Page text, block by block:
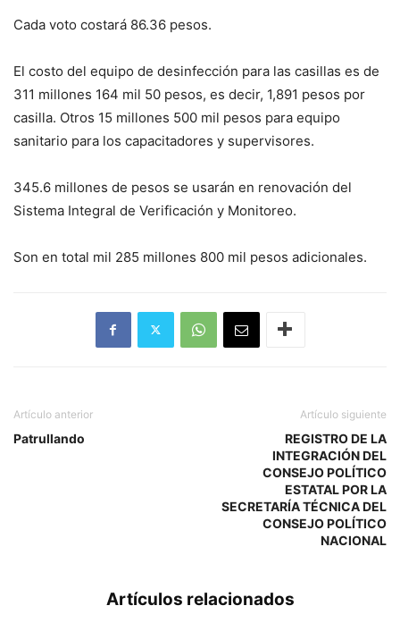
Cada voto costará 86.36 pesos.
El costo del equipo de desinfección para las casillas es de
311 millones 164 mil 50 pesos, es decir, 1,891 pesos por
casilla. Otros 15 millones 500 mil pesos para equipo
sanitario para los capacitadores y supervisores.
345.6 millones de pesos se usarán en renovación del
Sistema Integral de Verificación y Monitoreo.
Son en total mil 285 millones 800 mil pesos adicionales.
Artículo anterior
Patrullando
Artículo siguiente
REGISTRO DE LA
INTEGRACIÓN DEL
CONSEJO POLÍTICO
ESTATAL POR LA
SECRETARÍA TÉCNICA DEL
CONSEJO POLÍTICO
NACIONAL
Artículos relacionados